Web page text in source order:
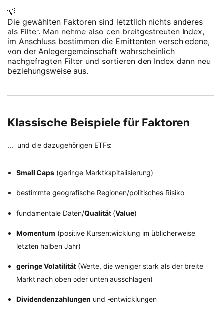
💡
Die gewählten Faktoren sind letztlich nichts anderes
als Filter. Man nehme also den breitgestreuten Index,
im Anschluss bestimmen die Emittenten verschiedene,
von der Anlegergemeinschaft wahrscheinlich
nachgefragten Filter und sortieren den Index dann neu
beziehungsweise aus.
Klassische Beispiele für Faktoren
... und die dazugehörigen ETFs:
Small Caps (geringe Marktkapitalisierung)
bestimmte geografische Regionen/politisches Risiko
fundamentale Daten/Qualität (Value)
Momentum (positive Kursentwicklung im üblicherweise
letzten halben Jahr)
geringe Volatilität (Werte, die weniger stark als der breite
Markt nach oben oder unten ausschlagen)
Dividendenzahlungen und -entwicklungen